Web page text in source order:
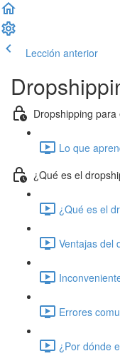
Lección anterior
Dropshipping
Lo que
¿Qué es el
¿Qué es el
Ventajas del
Errores
¿Por dónde